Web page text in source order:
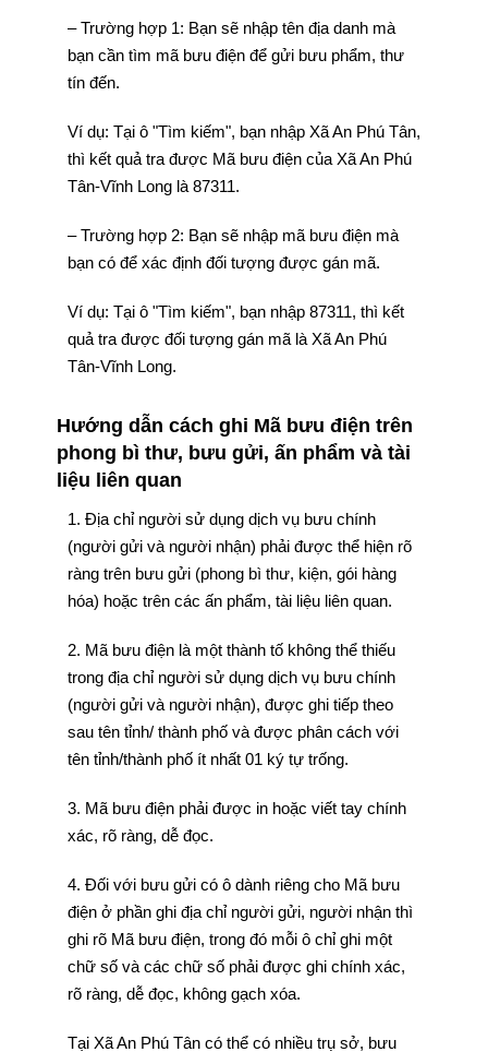
– Trường hợp 1: Bạn sẽ nhập tên địa danh mà
bạn cần tìm mã bưu điện để gửi bưu phẩm, thư
tín đến.
Ví dụ: Tại ô "Tìm kiếm", bạn nhập Xã An Phú Tân,
thì kết quả tra được Mã bưu điện của Xã An Phú
Tân-Vĩnh Long là 87311.
– Trường hợp 2: Bạn sẽ nhập mã bưu điện mà
bạn có để xác định đối tượng được gán mã.
Ví dụ: Tại ô "Tìm kiếm", bạn nhập 87311, thì kết
quả tra được đối tượng gán mã là Xã An Phú
Tân-Vĩnh Long.
Hướng dẫn cách ghi Mã bưu điện trên
phong bì thư, bưu gửi, ấn phẩm và tài
liệu liên quan
1. Địa chỉ người sử dụng dịch vụ bưu chính
(người gửi và người nhận) phải được thể hiện rõ
ràng trên bưu gửi (phong bì thư, kiện, gói hàng
hóa) hoặc trên các ấn phẩm, tài liệu liên quan.
2. Mã bưu điện là một thành tố không thể thiếu
trong địa chỉ người sử dụng dịch vụ bưu chính
(người gửi và người nhận), được ghi tiếp theo
sau tên tỉnh/ thành phố và được phân cách với
tên tỉnh/thành phố ít nhất 01 ký tự trống.
3. Mã bưu điện phải được in hoặc viết tay chính
xác, rõ ràng, dễ đọc.
4. Đối với bưu gửi có ô dành riêng cho Mã bưu
điện ở phần ghi địa chỉ người gửi, người nhận thì
ghi rõ Mã bưu điện, trong đó mỗi ô chỉ ghi một
chữ số và các chữ số phải được ghi chính xác,
rõ ràng, dễ đọc, không gạch xóa.
Tại Xã An Phú Tân có thể có nhiều trụ sở, bưu